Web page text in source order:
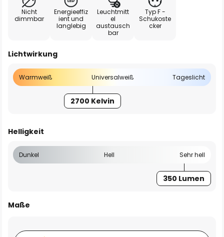
Nicht
dimmbar
Energieeffiz
ient und
langlebig
Leuchtmitt
el
austausch
bar
Typ F -
Schukoste
cker
Lichtwirkung
Warmweiß Universalweiß Tageslicht
2700 Kelvin
Helligkeit
Dunkel Hell Sehr hell
350 Lumen
Maße